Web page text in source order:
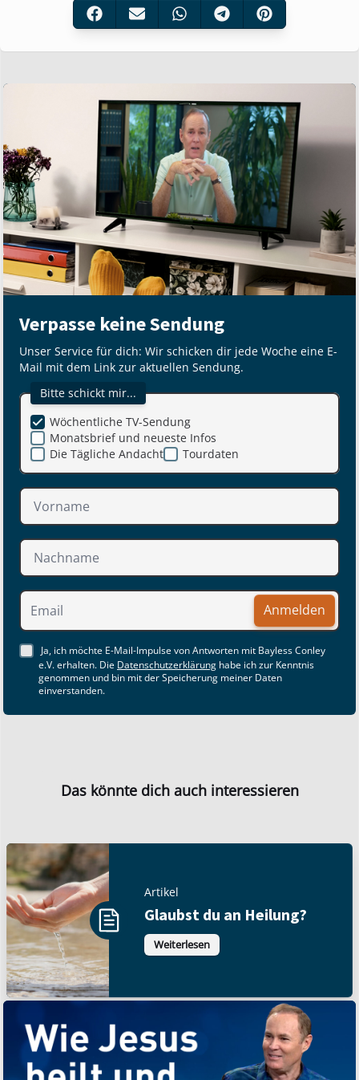
Verpasse keine Sendung
Unser Service für dich: Wir schicken dir jede Woche eine E-
Mail mit dem Link zur aktuellen Sendung.
Bitte schickt mir...
Monatsbrief und neueste Infos
Die Tägliche Andacht
Wöchentliche TV-Sendung
Tourdaten
Anmelden
Ja, ich möchte E-Mail-Impulse von Antworten mit Bayless Conley
e.V. erhalten. Die Datenschutzerklärung habe ich zur Kenntnis
genommen und bin mit der Speicherung meiner Daten
einverstanden.
Das könnte dich auch interessieren
Artikel
Glaubst du an Heilung?
Weiterlesen